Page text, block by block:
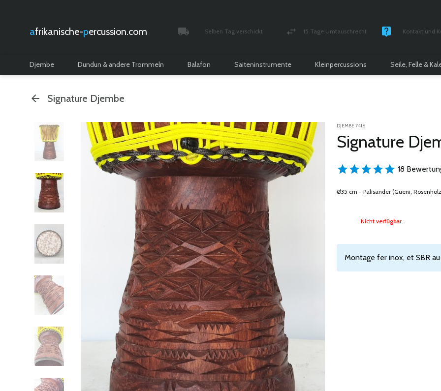
afrikanische- percussion.com Selben Tag verschickt 15 Tage Umtauschrecht Kontakt und
Djembe Dundun & andere Trommeln Balafon Saiteninstrumente Kleinpercussions Seile, Felle &
Signature Djembe
DJEMBE 7416
Signature
18
Ø35 cm - Palisander (Gueni,
Nicht verfügbar.
Montage fer inox, et SBR